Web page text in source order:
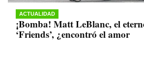
ACTUALIDAD
¡Bomba! Matt LeBlanc, el
‘Friends’, ¿encontró el amor